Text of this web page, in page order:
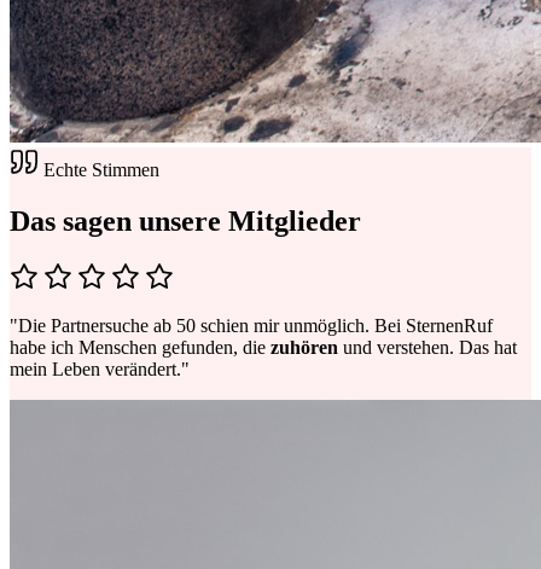
Echte Stimmen
Das sagen unsere Mitglieder
"Die Partnersuche ab 50 schien mir unmöglich. Bei SternenRuf
habe ich Menschen gefunden, die zuhören und verstehen. Das hat
mein Leben verändert."